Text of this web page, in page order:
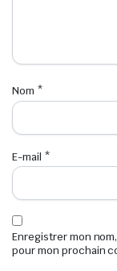
Nom *
E-mail *
Enregistrer mon
pour mon prochain